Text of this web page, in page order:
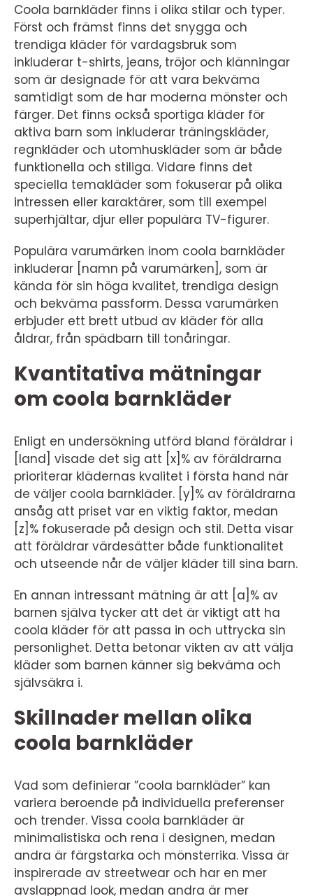
Coola barnkläder finns i olika stilar och typer.
Först och främst finns det snygga och
trendiga kläder för vardagsbruk som
inkluderar t-shirts, jeans, tröjor och klänningar
som är designade för att vara bekväma
samtidigt som de har moderna mönster och
färger. Det finns också sportiga kläder för
aktiva barn som inkluderar träningskläder,
regnkläder och utomhuskläder som är både
funktionella och stiliga. Vidare finns det
speciella temakläder som fokuserar på olika
intressen eller karaktärer, som till exempel
superhjältar, djur eller populära TV-figurer.
Populära varumärken inom coola barnkläder
inkluderar [namn på varumärken], som är
kända för sin höga kvalitet, trendiga design
och bekväma passform. Dessa varumärken
erbjuder ett brett utbud av kläder för alla
åldrar, från spädbarn till tonåringar.
Kvantitativa mätningar
om coola barnkläder
Enligt en undersökning utförd bland föräldrar i
[land] visade det sig att [x]% av föräldrarna
prioriterar klädernas kvalitet i första hand när
de väljer coola barnkläder. [y]% av föräldrarna
ansåg att priset var en viktig faktor, medan
[z]% fokuserade på design och stil. Detta visar
att föräldrar värdesätter både funktionalitet
och utseende når de väljer kläder till sina barn.
En annan intressant mätning är att [a]% av
barnen själva tycker att det är viktigt att ha
coola kläder för att passa in och uttrycka sin
personlighet. Detta betonar vikten av att välja
kläder som barnen känner sig bekväma och
självsäkra i.
Skillnader mellan olika
coola barnkläder
Vad som definierar ”coola barnkläder” kan
variera beroende på individuella preferenser
och trender. Vissa coola barnkläder är
minimalistiska och rena i designen, medan
andra är färgstarka och mönsterrika. Vissa är
inspirerade av streetwear och har en mer
avslappnad look, medan andra är mer